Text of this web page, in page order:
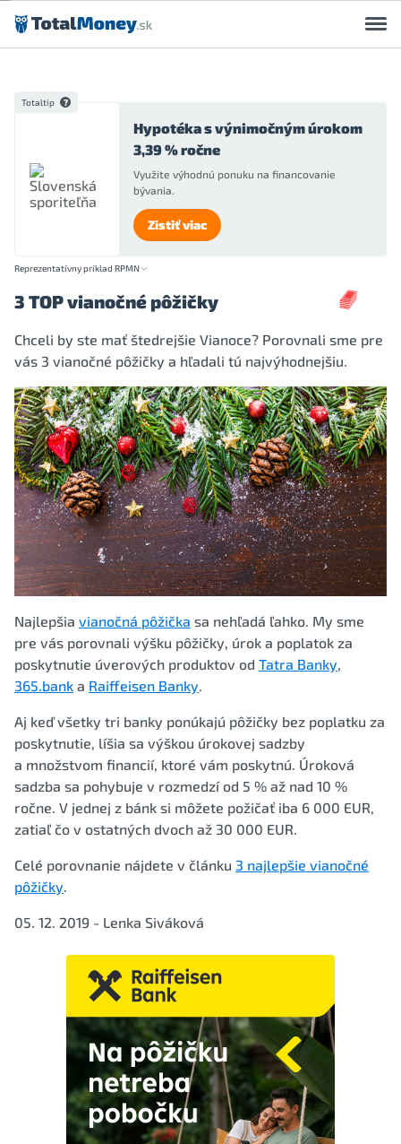
Preskočiť na obsah
Totaltip
Hypotéka s výnimočným úrokom
3,39 % ročne
Využite výhodnú ponuku na financovanie
bývania.
Zistiť viac
Reprezentatívny príklad RPMN
3 TOP vianočné pôžičky
Chceli by ste mať štedrejšie Vianoce? Porovnali sme pre
vás 3 vianočné pôžičky a hľadali tú najvýhodnejšiu.
Najlepšia vianočná pôžička sa nehľadá ľahko. My sme
pre vás porovnali výšku pôžičky, úrok a poplatok za
poskytnutie úverových produktov od Tatra Banky,
365.bank a Raiffeisen Banky.
Aj keď všetky tri banky ponúkajú pôžičky bez poplatku za
poskytnutie, líšia sa výškou úrokovej sadzby
a množstvom financií, ktoré vám poskytnú. Úroková
sadzba sa pohybuje v rozmedzí od 5 % až nad 10 %
ročne. V jednej z bánk si môžete požičať iba 6 000 EUR,
zatiaľ čo v ostatných dvoch až 30 000 EUR.
Celé porovnanie nájdete v článku 3 najlepšie vianočné
pôžičky.
05. 12. 2019 - Lenka Siváková